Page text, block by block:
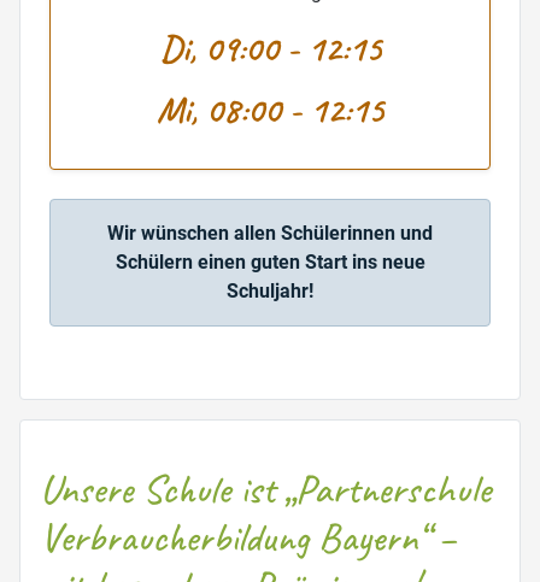
Di, 09:00 - 12:15
Mi, 08:00 - 12:15
Wir wünschen allen Schülerinnen und
Schülern einen guten Start ins neue
Schuljahr!
Unsere Schule ist „Partnerschule
Verbraucherbildung Bayern“ –